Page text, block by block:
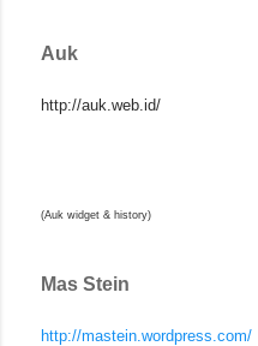
Auk
http://auk.web.id/
(Auk widget & history)
Mas Stein
http://mastein.wordpress.com/